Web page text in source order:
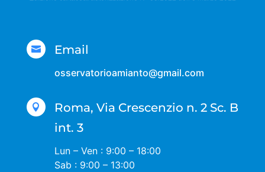
 Email
osservatorioamianto@gmail.com

Roma, Via Crescenzio n. 2 Sc. B
int. 3
Lun – Ven : 9:00 – 18:00
Sab : 9:00 – 13:00